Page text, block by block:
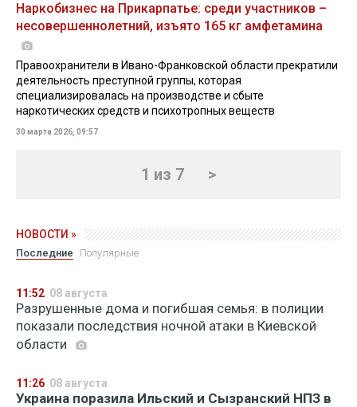
Наркобизнес на Прикарпатье: среди участников –
несовершеннолетний, изъято 165 кг амфетамина
Правоохранители в Ивано-Франковской области прекратили
деятельность преступной группы, которая
специализировалась на производстве и сбыте
наркотических средств и психотропных веществ
30 марта 2026, 09:57
1 из 7 >
НОВОСТИ »
Последние Популярные
11:52 08 августа
Разрушенные дома и погибшая семья: в полиции
показали последствия ночной атаки в Киевской
области
11:26 08 августа
Украина поразила Ильский и Сызранский НПЗ в